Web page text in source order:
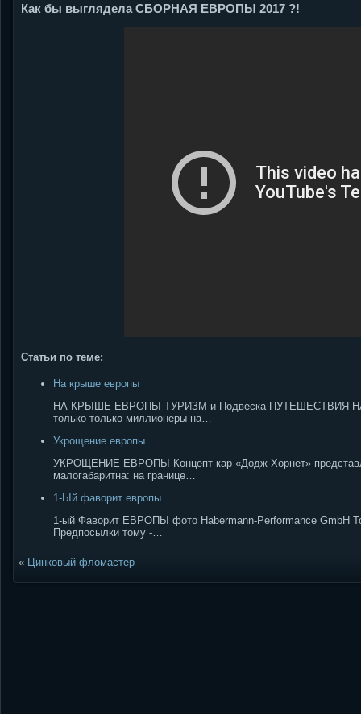
Как бы выглядела СБОРНАЯ ЕВРОПЫ 2017 ?!
Статьи по теме:
На крыше европы
НА КРЫШЕ ЕВРОПЫ ТУРИЗМ и Подвеска ПУТЕШЕСТВИЯ НА
только только миллионеры на…
Укрощение европы
УКРОЩЕНИЕ ЕВРОПЫ Концепт-кар «Додж-Хорнет»
малогабаритна: на границе…
1-Ый фаворит европы
1-ый Фаворит ЕВРОПЫ фото Habermann-Performance GmbH
Предпосылки тому -…
« Цинковый фломастер